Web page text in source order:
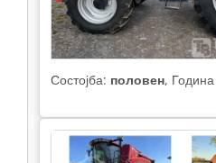
Состојба: половен,